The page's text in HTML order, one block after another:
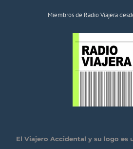
Miembros de Radio Viajera
El Viajero Accidental y su logo es